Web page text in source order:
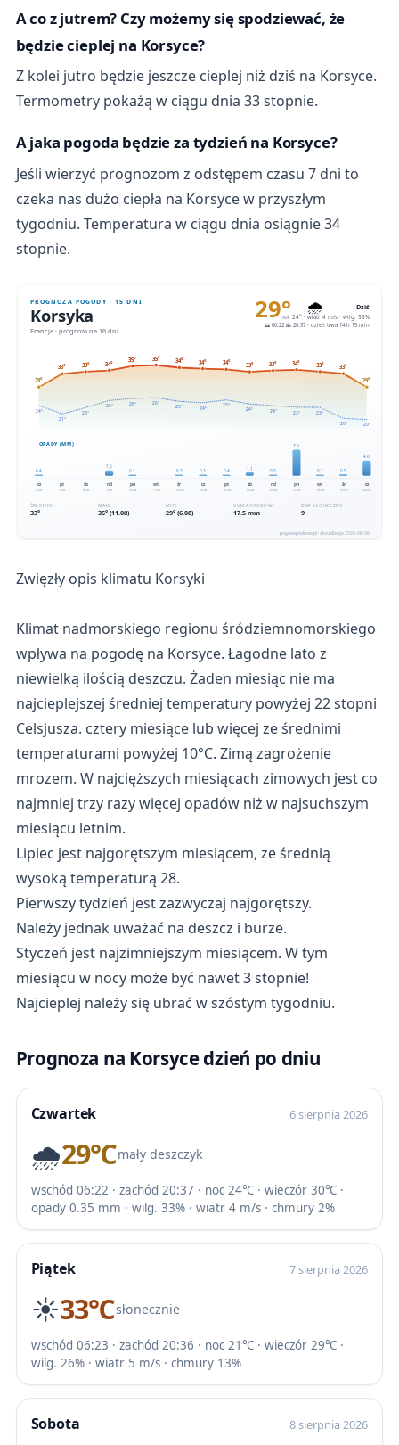
A co z jutrem? Czy możemy się spodziewać, że
będzie cieplej na Korsyce?
Z kolei jutro będzie jeszcze cieplej niż dziś na Korsyce.
Termometry pokażą w ciągu dnia 33 stopnie.
A jaka pogoda będzie za tydzień na Korsyce?
Jeśli wierzyć prognozom z odstępem czasu 7 dni to
czeka nas dużo ciepła na Korsyce w przyszłym
tygodniu. Temperatura w ciągu dnia osiągnie 34
stopnie.
Zwięzły opis klimatu Korsyki
Klimat nadmorskiego regionu śródziemnomorskiego
wpływa na pogodę na Korsyce. Łagodne lato z
niewielką ilością deszczu. Żaden miesiąc nie ma
najcieplejszej średniej temperatury powyżej 22 stopni
Celsjusza. cztery miesiące lub więcej ze średnimi
temperaturami powyżej 10°C. Zimą zagrożenie
mrozem. W najcięższych miesiącach zimowych jest co
najmniej trzy razy więcej opadów niż w najsuchszym
miesiącu letnim.
Lipiec jest najgorętszym miesiącem, ze średnią
wysoką temperaturą 28.
Pierwszy tydzień jest zazwyczaj najgorętszy.
Należy jednak uważać na deszcz i burze.
Styczeń jest najzimniejszym miesiącem. W tym
miesiącu w nocy może być nawet 3 stopnie!
Najcieplej należy się ubrać w szóstym tygodniu.
Prognoza na Korsyce dzień po dniu
Czwartek 6 sierpnia 2026
🌧️29℃mały deszczyk
wschód 06:22 · zachód 20:37 · noc 24℃ · wieczór 30℃ ·
opady 0.35 mm · wilg. 33% · wiatr 4 m/s · chmury 2%
Piątek 7 sierpnia 2026
☀️33℃słonecznie
wschód 06:23 · zachód 20:36 · noc 21℃ · wieczór 29℃ ·
wilg. 26% · wiatr 5 m/s · chmury 13%
Sobota 8 sierpnia 2026